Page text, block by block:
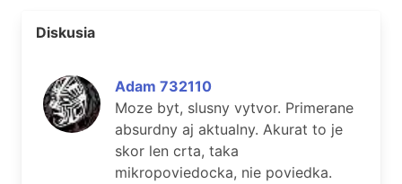
Diskusia
Adam 732110
Moze byt, slusny vytvor. Primerane
absurdny aj aktualny. Akurat to je
skor len crta, taka
mikropoviedocka, nie poviedka.